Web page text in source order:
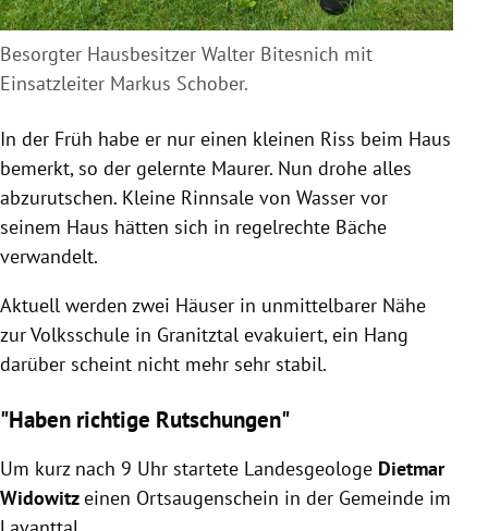
Besorgter Hausbesitzer Walter Bitesnich mit
Einsatzleiter Markus Schober.
In der Früh habe er nur einen kleinen Riss beim Haus
bemerkt, so der gelernte Maurer. Nun drohe alles
abzurutschen. Kleine Rinnsale von Wasser vor
seinem Haus hätten sich in regelrechte Bäche
verwandelt.
Aktuell werden zwei Häuser in unmittelbarer Nähe
zur Volksschule in Granitztal evakuiert, ein Hang
darüber scheint nicht mehr sehr stabil.
"Haben richtige Rutschungen"
Um kurz nach 9 Uhr startete Landesgeologe Dietmar
Widowitzeinen Ortsaugenschein in der Gemeinde im